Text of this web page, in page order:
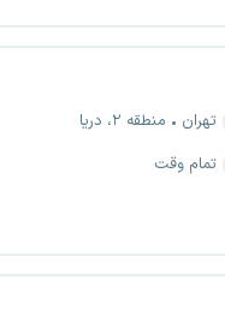
تهران
منطقه ۲، دریا
تمام وقت